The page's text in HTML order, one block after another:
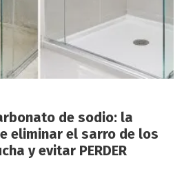
de sodio: la
eliminar el sarro de los
y evitar PERDER